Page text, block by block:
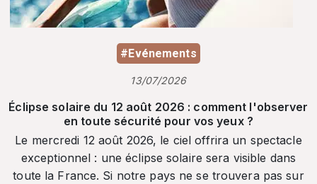
#Evénements
13/07/2026
Éclipse solaire du 12 août 2026 : comment l'observer
en toute sécurité pour vos yeux ?
Le mercredi 12 août 2026, le ciel offrira un spectacle
exceptionnel : une éclipse solaire sera visible dans
toute la France. Si notre pays ne se trouvera pas sur